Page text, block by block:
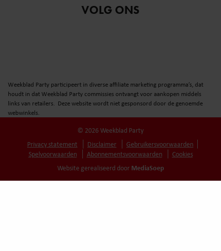
VOLG ONS
Weekblad Party participeert in diverse affiliate marketing programma’s, dat
houdt in dat Weekblad Party commissies ontvangt voor aankopen middels
links van retailers. Deze website wordt niet gesponsord door de genoemde
webwinkels.
© 2026 Weekblad Party
Privacy statement
Disclaimer
Gebruikersvoorwaarden
Spelvoorwaarden
Abonnementsvoorwaarden
Cookies
Website gerealiseerd door MediaSoep